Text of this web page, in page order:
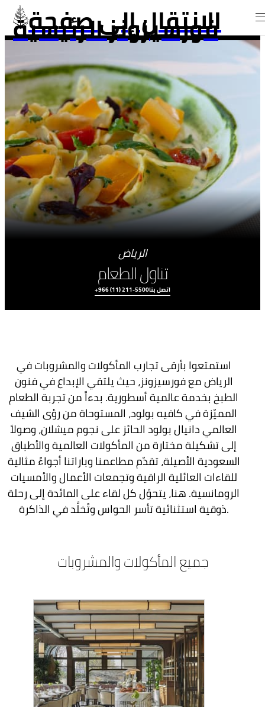
الانتقال إلى صفحة
فورسيزونز الرئيسية
الرياض
تناول الطعام
+966 (11) 211-5500اتصل بنا
جميع المأكولات
والمشروبات
استمتعوا بأرقى تجارب المأكولات والمشروبات في
الرياض مع فورسيزونز، حيث يلتقي الإبداع في فنون
الطبخ بخدمة عالمية أسطورية. بدءاً من تجربة الطعام
المميّزة في كافيه بولود، المستوحاة من رؤى الشيف
العالمي دانيال بولود الحائز على نجوم ميشلان، وصولاً
إلى تشكيلة مختارة من المأكولات العالمية والأطباق
السعودية الأصيلة، تقدّم مطاعمنا وباراتنا أجواءً مثالية
للقاءات العائلية الراقية وتجمعات الأعمال والأمسيات
الرومانسية. هنا، يتحوّل كل لقاء على المائدة إلى رحلة
ذوقية استثنائية تأسر الحواس وتُخلَّد في الذاكرة.
جميع المأكولات والمشروبات